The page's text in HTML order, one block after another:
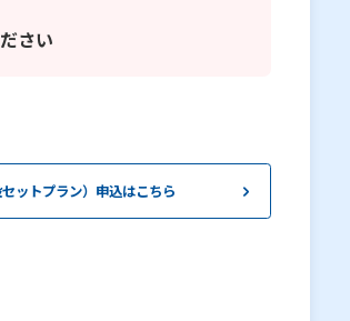
さい
ットプラン）申込はこちら